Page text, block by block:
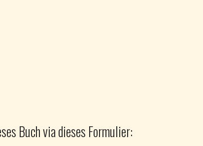
Buch via dieses Formulier: